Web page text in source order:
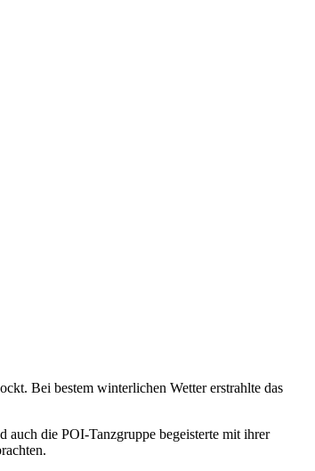
Bei bestem winterlichen Wetter erstrahlte das
auch die POI-Tanzgruppe begeisterte mit ihrer